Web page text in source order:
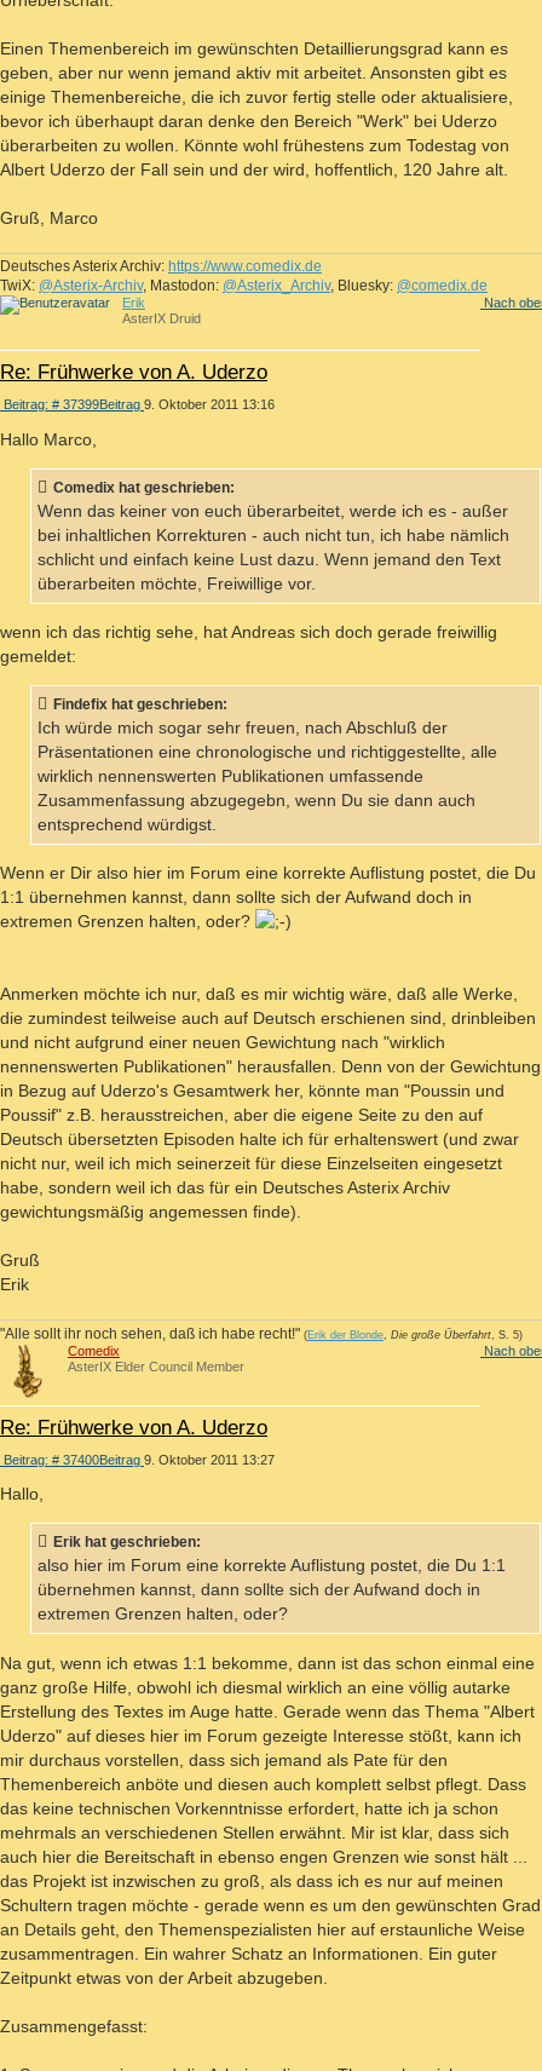
Einen Themenbereich im gewünschten Detaillierungsgrad kann es
geben, aber nur wenn jemand aktiv mit arbeitet. Ansonsten gibt es
einige Themenbereiche, die ich zuvor fertig stelle oder aktualisiere,
bevor ich überhaupt daran denke den Bereich "Werk" bei Uderzo
überarbeiten zu wollen. Könnte wohl frühestens zum Todestag von
Albert Uderzo der Fall sein und der wird, hoffentlich, 120 Jahre alt.
Gruß, Marco
Deutsches Asterix Archiv: https://www.comedix.de
TwiX: @Asterix-Archiv, Mastodon: @Asterix_Archiv, Bluesky: @comedix.de
Nach
Erik
AsterIX Druid
Re: Frühwerke von A. Uderzo
Beitrag: # 37399Beitrag 9. Oktober 2011 13:16
Hallo Marco,
Comedix hat geschrieben:
Wenn das keiner von euch überarbeitet, werde ich es - außer
bei inhaltlichen Korrekturen - auch nicht tun, ich habe nämlich
schlicht und einfach keine Lust dazu. Wenn jemand den Text
überarbeiten möchte, Freiwillige vor.
wenn ich das richtig sehe, hat Andreas sich doch gerade freiwillig
gemeldet:
Findefix hat geschrieben:
Ich würde mich sogar sehr freuen, nach Abschluß der
Präsentationen eine chronologische und richtiggestellte, alle
wirklich nennenswerten Publikationen umfassende
Zusammenfassung abzugegebn, wenn Du sie dann auch
entsprechend würdigst.
Wenn er Dir also hier im Forum eine korrekte Auflistung postet, die Du
1:1 übernehmen kannst, dann sollte sich der Aufwand doch in
extremen Grenzen halten, oder?
Anmerken möchte ich nur, daß es mir wichtig wäre, daß alle Werke,
die zumindest teilweise auch auf Deutsch erschienen sind, drinbleiben
und nicht aufgrund einer neuen Gewichtung nach "wirklich
nennenswerten Publikationen" herausfallen. Denn von der Gewichtung
in Bezug auf Uderzo's Gesamtwerk her, könnte man "Poussin und
Poussif" z.B. herausstreichen, aber die eigene Seite zu den auf
Deutsch übersetzten Episoden halte ich für erhaltenswert (und zwar
nicht nur, weil ich mich seinerzeit für diese Einzelseiten eingesetzt
habe, sondern weil ich das für ein Deutsches Asterix Archiv
gewichtungsmäßig angemessen finde).
Gruß
Erik
"Alle sollt ihr noch sehen, daß ich habe recht!" (Erik der Blonde Die große Überfahrt , S. 5)
Nach
Comedix
AsterIX Elder Council Member
Re: Frühwerke von A. Uderzo
Beitrag: # 37400Beitrag 9. Oktober 2011 13:27
Hallo,
Erik hat geschrieben:
also hier im Forum eine korrekte Auflistung postet, die Du 1:1
übernehmen kannst, dann sollte sich der Aufwand doch in
extremen Grenzen halten, oder?
Na gut, wenn ich etwas 1:1 bekomme, dann ist das schon einmal eine
ganz große Hilfe, obwohl ich diesmal wirklich an eine völlig autarke
Erstellung des Textes im Auge hatte. Gerade wenn das Thema "Albert
Uderzo" auf dieses hier im Forum gezeigte Interesse stößt, kann ich
mir durchaus vorstellen, dass sich jemand als Pate für den
Themenbereich anböte und diesen auch komplett selbst pflegt. Dass
das keine technischen Vorkenntnisse erfordert, hatte ich ja schon
mehrmals an verschiedenen Stellen erwähnt. Mir ist klar, dass sich
auch hier die Bereitschaft in ebenso engen Grenzen wie sonst hält ...
das Projekt ist inzwischen zu groß, als dass ich es nur auf meinen
Schultern tragen möchte - gerade wenn es um den gewünschten Grad
an Details geht, den Themenspezialisten hier auf erstaunliche Weise
zusammentragen. Ein wahrer Schatz an Informationen. Ein guter
Zeitpunkt etwas von der Arbeit abzugeben.
Zusammengefasst: